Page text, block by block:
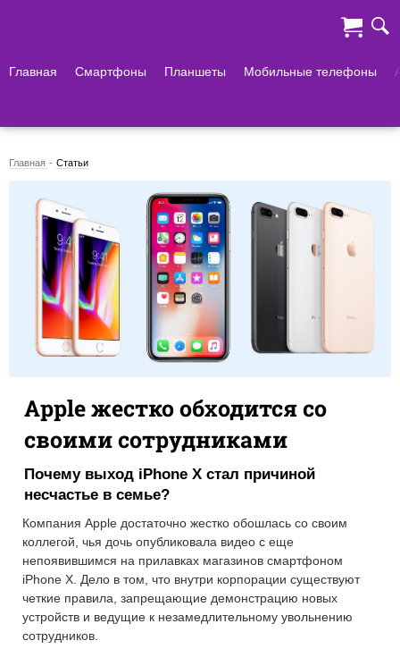
Главная Смартфоны Планшеты Мобильные телефоны
Главная Статьи
Apple жестко обходится со
своими сотрудниками
Почему выход iPhone X стал причиной
несчастье в семье?
Компания Apple достаточно жестко обошлась со своим
коллегой, чья дочь опубликовала видео с еще
непоявившимся на прилавках магазинов смартфоном
iPhone X. Дело в том, что внутри корпорации существуют
четкие правила, запрещающие демонстрацию новых
устройств и ведущие к незамедлительному увольнению
сотрудников.